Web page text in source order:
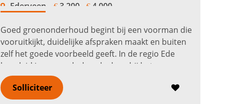
Ederveen
€ 3.200 -€ 4.000
Goed groenonderhoud begint bij een voorman die
vooruitkijkt, duidelijke afspraken maakt en buiten
zelf het goede voorbeeld geeft. In de regio Ede
begeleid je een onderhoudsploeg bij het
verzorgen van bedrijfstuinen, woon...
Solliciteer